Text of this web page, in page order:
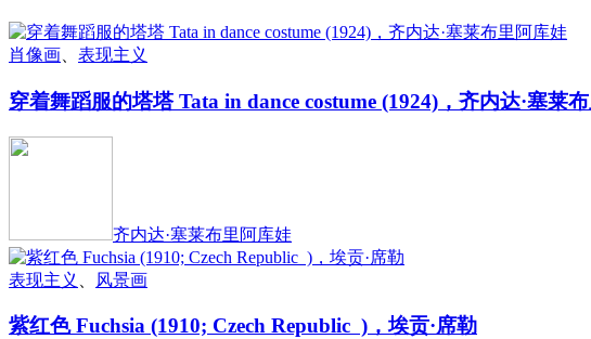
肖像画 表现主义
穿着舞蹈服的塔塔 Tata in dance costume (1924)，齐内达·塞莱
齐内达·塞莱布里阿库娃
表现主义 风景画
紫红色 Fuchsia (1910; Czech Republic )，埃贡·席勒